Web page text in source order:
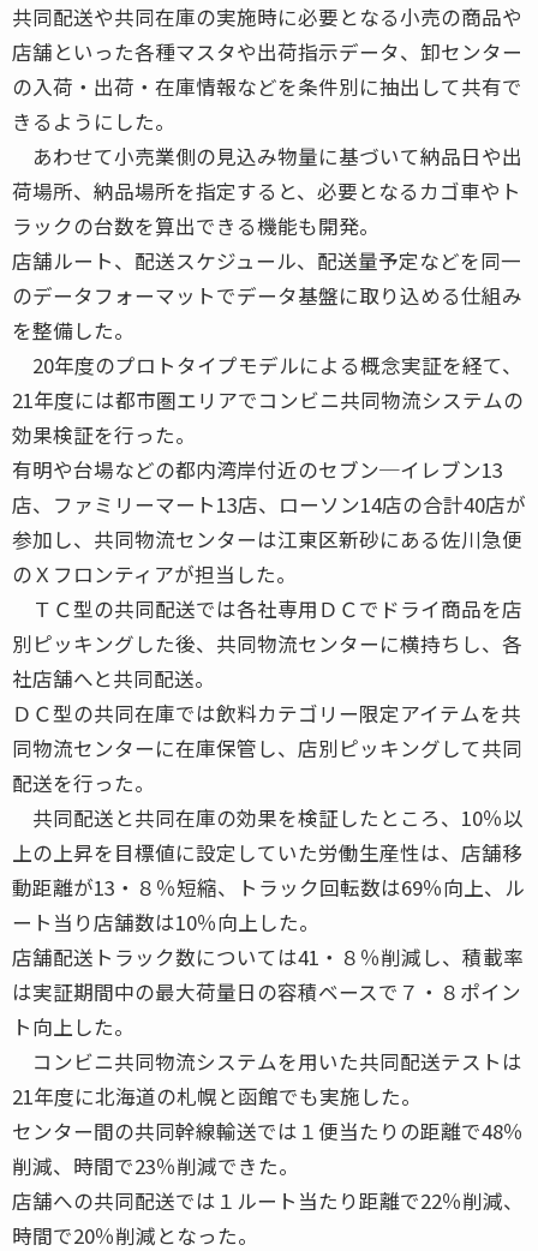
共同配送や共同在庫の実施時に必要となる小売の商品や
店舗といった各種マスタや出荷指示データ、卸センター
の入荷・出荷・在庫情報などを条件別に抽出して共有で
きるようにした。
あわせて小売業側の見込み物量に基づいて納品日や出
荷場所、納品場所を指定すると、必要となるカゴ車やト
ラックの台数を算出できる機能も開発。
店舗ルート、配送スケジュール、配送量予定などを同一
のデータフォーマットでデータ基盤に取り込める仕組み
を整備した。
20年度のプロトタイプモデルによる概念実証を経て、
21年度には都市圏エリアでコンビニ共同物流システムの
効果検証を行った。
有明や台場などの都内湾岸付近のセブン─イレブン13
店、ファミリーマート13店、ローソン14店の合計40店が
参加し、共同物流センターは江東区新砂にある佐川急便
のＸフロンティアが担当した。
ＴＣ型の共同配送では各社専用ＤＣでドライ商品を店
別ピッキングした後、共同物流センターに横持ちし、各
社店舗へと共同配送。
ＤＣ型の共同在庫では飲料カテゴリー限定アイテムを共
同物流センターに在庫保管し、店別ピッキングして共同
配送を行った。
共同配送と共同在庫の効果を検証したところ、10％以
上の上昇を目標値に設定していた労働生産性は、店舗移
動距離が13・８％短縮、トラック回転数は69％向上、ル
ート当り店舗数は10％向上した。
店舗配送トラック数については41・８％削減し、積載率
は実証期間中の最大荷量日の容積ベースで７・８ポイン
ト向上した。
コンビニ共同物流システムを用いた共同配送テストは
21年度に北海道の札幌と函館でも実施した。
センター間の共同幹線輸送では１便当たりの距離で48％
削減、時間で23％削減できた。
店舗への共同配送では１ルート当たり距離で22％削減、
時間で20％削減となった。